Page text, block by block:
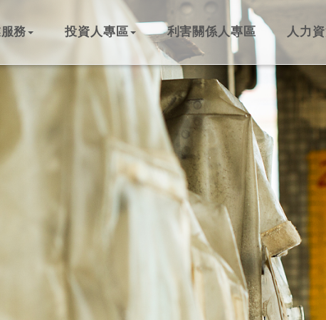
務 投資人專區 利害關係人專區 人力